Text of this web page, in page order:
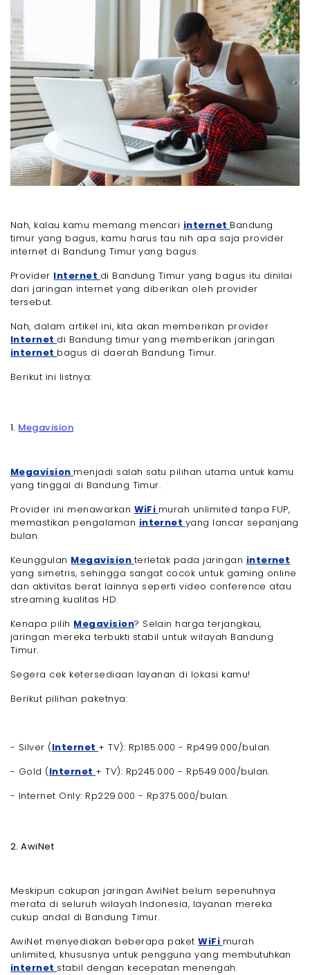
Nah, kalau kamu memang mencari internet Bandung
timur yang bagus, kamu harus tau nih apa saja provider
internet di Bandung Timur yang bagus.
Provider Internet di Bandung Timur yang bagus itu dinilai
dari jaringan internet yang diberikan oleh provider
tersebut.
Nah, dalam artikel ini, kita akan memberikan provider
Internet di Bandung timur yang memberikan jaringan
internet bagus di daerah Bandung Timur.
Berikut ini listnya:
1. Megavision
Megavision menjadi salah satu pilihan utama untuk kamu
yang tinggal di Bandung Timur.
Provider ini menawarkan WiFi murah unlimited tanpa FUP,
memastikan pengalaman internet yang lancar sepanjang
bulan.
Keunggulan Megavision terletak pada jaringan internet
yang simetris, sehingga sangat cocok untuk gaming online
dan aktivitas berat lainnya seperti video conference atau
streaming kualitas HD.
Kenapa pilih Megavision? Selain harga terjangkau,
jaringan mereka terbukti stabil untuk wilayah Bandung
Timur.
Segera cek ketersediaan layanan di lokasi kamu!
Berikut pilihan paketnya:
- Silver (Internet + TV): Rp185.000 - Rp499.000/bulan.
- Gold (Internet + TV): Rp245.000 - Rp549.000/bulan.
- Internet Only: Rp229.000 - Rp375.000/bulan.
2. AwiNet
Meskipun cakupan jaringan AwiNet belum sepenuhnya
merata di seluruh wilayah Indonesia, layanan mereka
cukup andal di Bandung Timur.
AwiNet menyediakan beberapa paketWiFi murah
unlimited, khususnya untuk pengguna yang membutuhkan
internet stabil dengan kecepatan menengah.